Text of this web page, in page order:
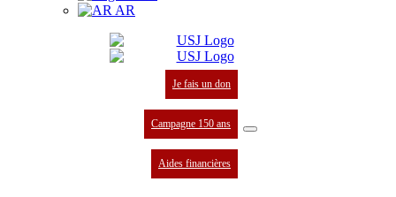
AR
Je fais un don
Campagne 150 ans
Aides financières